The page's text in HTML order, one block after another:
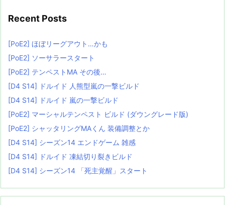
Recent Posts
[PoE2] ほぼリーグアウト…かも
[PoE2] ソーサラースタート
[PoE2] テンペストMA その後…
[D4 S14] ドルイド 人熊型嵐の一撃ビルド
[D4 S14] ドルイド 嵐の一撃ビルド
[PoE2] マーシャルテンペスト ビルド (ダウングレード版)
[PoE2] シャッタリングMAくん 装備調整とか
[D4 S14] シーズン14 エンドゲーム 雑感
[D4 S14] ドルイド 凍結切り裂きビルド
[D4 S14] シーズン14 「死主覚醒」スタート